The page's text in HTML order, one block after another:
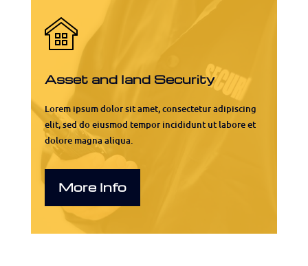
Asset and land Security
Lorem ipsum dolor sit amet, consectetur adipiscing
elit, sed do eiusmod tempor incididunt ut labore et
dolore magna aliqua.
More Info